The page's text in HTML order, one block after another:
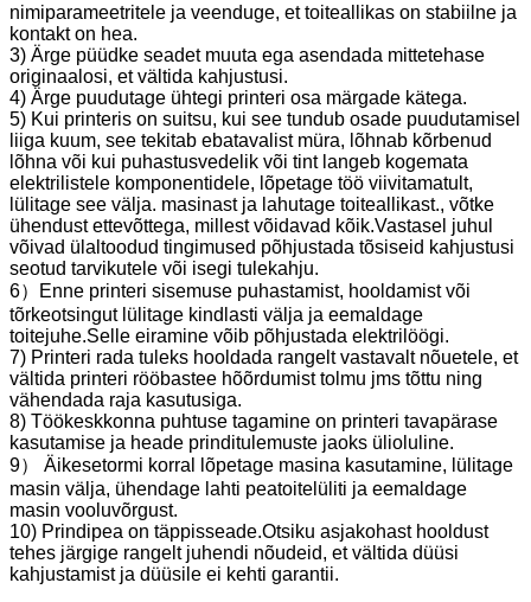
nimiparameetritele ja veenduge, et toiteallikas on stabiilne ja
kontakt on hea.
3) Ärge püüdke seadet muuta ega asendada mittetehase
originaalosi, et vältida kahjustusi.
4) Ärge puudutage ühtegi printeri osa märgade kätega.
5) Kui printeris on suitsu, kui see tundub osade puudutamisel
liiga kuum, see tekitab ebatavalist müra, lõhnab kõrbenud
lõhna või kui puhastusvedelik või tint langeb kogemata
elektrilistele komponentidele, lõpetage töö viivitamatult,
lülitage see välja. masinast ja lahutage toiteallikast., võtke
ühendust ettevõttega, millest võidavad kõik.Vastasel juhul
võivad ülaltoodud tingimused põhjustada tõsiseid kahjustusi
seotud tarvikutele või isegi tulekahju.
6）Enne printeri sisemuse puhastamist, hooldamist või
tõrkeotsingut lülitage kindlasti välja ja eemaldage
toitejuhe.Selle eiramine võib põhjustada elektrilöögi.
7) Printeri rada tuleks hooldada rangelt vastavalt nõuetele, et
vältida printeri rööbastee hõõrdumist tolmu jms tõttu ning
vähendada raja kasutusiga.
8) Töökeskkonna puhtuse tagamine on printeri tavapärase
kasutamise ja heade prinditulemuste jaoks ülioluline.
9） Äikesetormi korral lõpetage masina kasutamine, lülitage
masin välja, ühendage lahti peatoitelüliti ja eemaldage
masin vooluvõrgust.
10) Prindipea on täppisseade.Otsiku asjakohast hooldust
tehes järgige rangelt juhendi nõudeid, et vältida düüsi
kahjustamist ja düüsile ei kehti garantii.